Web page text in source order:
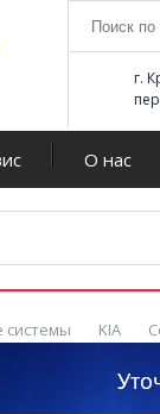
г.
О нас
системы KIA